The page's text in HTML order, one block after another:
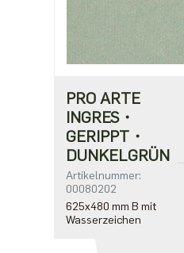
PRO ARTE
INGRES・
GERIPPT・
DUNKELGRÜN
Artikelnummer:
00080202
625x480 mm B mit
Wasserzeichen